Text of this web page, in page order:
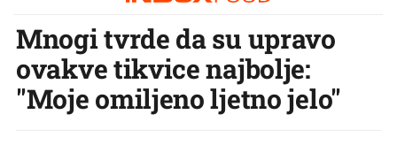
Mnogi tvrde da su upravo
ovakve tikvice najbolje:
"Moje omiljeno ljetno jelo"